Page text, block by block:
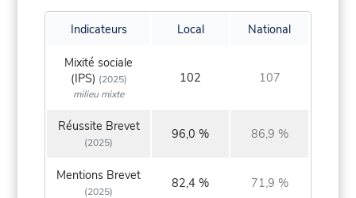
Indicateurs Local National
Mixité sociale
(IPS) (2025)
milieu mixte
102 107
Réussite Brevet
(2025)
96,0 % 86,9 %
Mentions Brevet
(2025)
82,4 % 71,9 %